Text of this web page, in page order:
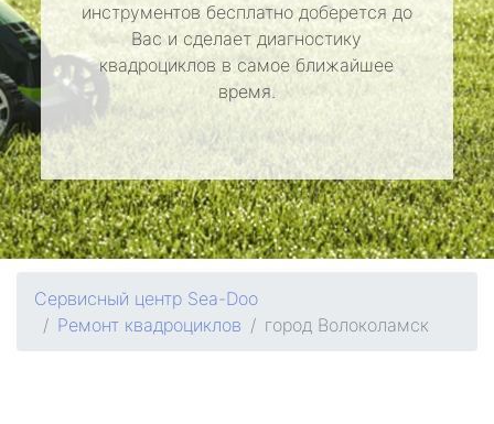
инструментов бесплатно доберется до
Вас и сделает диагностику
квадроциклов в самое ближайшее
время.
Сервисный центр Sea-Doo
Ремонт квадроциклов
город Волоколамск